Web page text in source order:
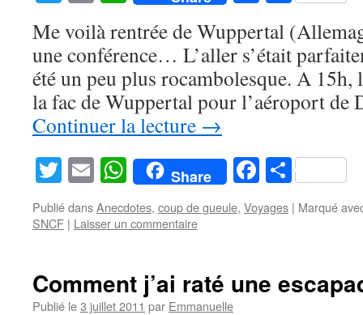
Me voilà rentrée de Wuppertal
une conférence… L’aller s’était
été un peu plus rocambolesque. A 15h,
la fac de Wuppertal pour l’aéroport
Continuer la lecture →
Twitter
EmailWhatsApp
Share Facebook
Publié dansAnecdotes, coup de gueule, Voyages | Marqué
SNCF | Laisser un commentaire
Comment j’ai raté une
Publié le3 juillet 2011 par Emmanuelle